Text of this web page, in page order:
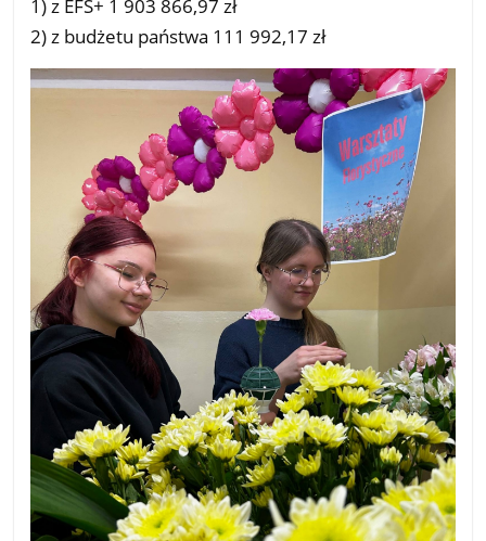
1) z EFS+ 1 903 866,97 zł
2) z budżetu państwa 111 992,17 zł